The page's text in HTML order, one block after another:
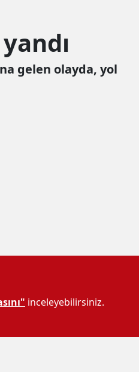
gelen olayda, yol
inceleyebilirsiniz.